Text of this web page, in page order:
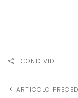
CONDIVIDI
ARTICOLO